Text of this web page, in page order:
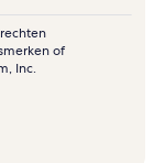
of
Inc.